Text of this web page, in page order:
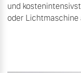
Finanzierung
und
oder Lichtmaschine